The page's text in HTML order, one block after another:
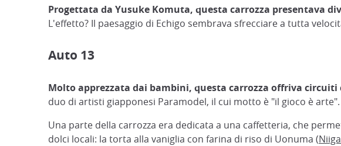
Progettata da Yusuke Komuta, questa carrozza presentava
L'effetto? Il paesaggio di Echigo sembrava sfrecciare a tutta
Auto 13
Molto apprezzata dai bambini, questa carrozza offriva circuiti
duo di artisti giapponesi Paramodel, il cui motto è "il gioco è arte".
Una parte della carrozza era dedicata a una caffetteria, che
dolci locali: la torta alla vaniglia con farina di riso di Uonuma (